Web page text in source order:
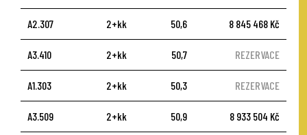
A2.307 2+kk 50,6 8 845 468 Kč
A3.410 2+kk 50,7 REZERVACE
A1.303 2+kk 50,3 REZERVACE
A3.509 2+kk 50,9 8 933 504 Kč